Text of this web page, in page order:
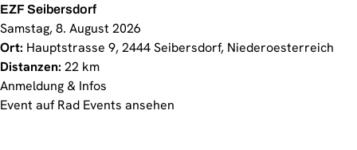
EZF Seibersdorf
Samstag, 8. August 2026
Ort: Hauptstrasse 9, 2444 Seibersdorf, Niederoesterreich
Distanzen: 22 km
Anmeldung & Infos
Event auf Rad Events ansehen